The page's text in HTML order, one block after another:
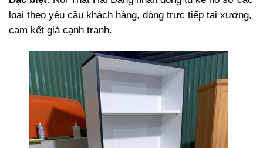
loại theo yêu cầu khách hàng, đóng trực tiếp tại xưởng,
cam kết giá cạnh tranh.